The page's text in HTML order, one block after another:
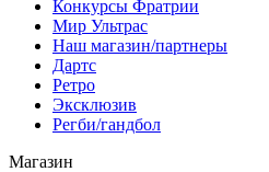
Конкурсы Фратрии
Мир Ультрас
Наш магазин/партнеры
Дартс
Ретро
Эксклюзив
Регби/гандбол
Магазин